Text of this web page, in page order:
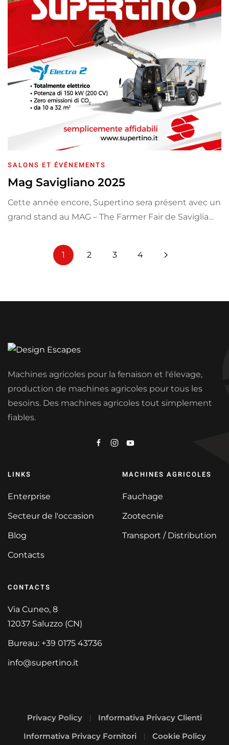
SALONS ET ÉVÉNEMENTS
Mag Savigliano 2025
Cette année encore, Supertino sera présent avec un
grand stand au MAG – The Farmer Fair de Saviglia…
1 2 3 4
Machines agricoles pour la fenaison et l'élevage,
production de machines agricoles pour tous les
besoins. Des machines agricoles tout simplement
fiables.
LINKS
Enterprise
Secteur de l'occasion
Blog
Contacts
MACHINES AGRICOLES
Fauchage
Zootecnie
Transport / Distribution
CONTACTS
Via Cuneo, 8
12037 Saluzzo (CN)
Bureau: +39 0175 43736
info@supertino.it
Privacy Policy
Informativa Privacy Clienti
Informativa Privacy Fornitori
Cookie Policy